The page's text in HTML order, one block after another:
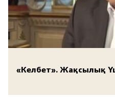
«Келбет». Жақсылық